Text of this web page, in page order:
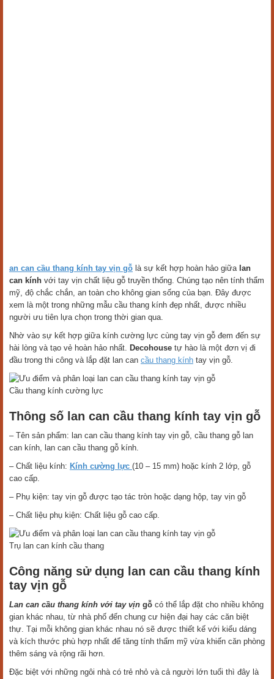
an can cầu thang kính tay vịn gỗ là sự kết hợp hoàn hảo giữa lan
can kính với tay vịn chất liệu gỗ truyền thống. Chúng tạo nên tính thẩm
mỹ, độ chắc chắn, an toàn cho không gian sống của bạn. Đây được
xem là một trong những mẫu cầu thang kính đẹp nhất, được nhiều
người ưu tiên lựa chọn trong thời gian qua.
Nhờ vào sự kết hợp giữa kính cường lực cùng tay vịn gỗ đem đến sự
hài lòng và tạo vẻ hoàn hảo nhất. Decohouse tự hào là một đơn vị đi
đầu trong thi công và lắp đặt lan can cầu thang kính tay vịn gỗ.
Cầu thang kính cường lực
Thông số lan can cầu thang kính tay vịn gỗ
– Tên sản phẩm: lan can cầu thang kính tay vịn gỗ, cầu thang gỗ lan
can kính, lan can cầu thang gỗ kính.
– Chất liệu kính: Kính cường lực (10 – 15 mm) hoặc kính 2 lớp, gỗ
cao cấp.
– Phụ kiện: tay vịn gỗ được tạo tác tròn hoặc dạng hộp, tay vịn gỗ
– Chất liệu phụ kiện: Chất liệu gỗ cao cấp.
Trụ lan can kính cầu thang
Công năng sử dụng lan can cầu thang kính
tay vịn gỗ
Lan can cầu thang kính với tay vịn gỗ có thể lắp đặt cho nhiều không
gian khác nhau, từ nhà phố đến chung cư hiện đại hay các căn biệt
thự. Tại mỗi không gian khác nhau nó sẽ được thiết kế với kiểu dáng
và kích thước phù hợp nhất để tăng tính thẩm mỹ vừa khiến căn phòng
thêm sáng và rộng rãi hơn.
Đặc biệt với những ngôi nhà có trẻ nhỏ và cả người lớn tuổi thì đây là